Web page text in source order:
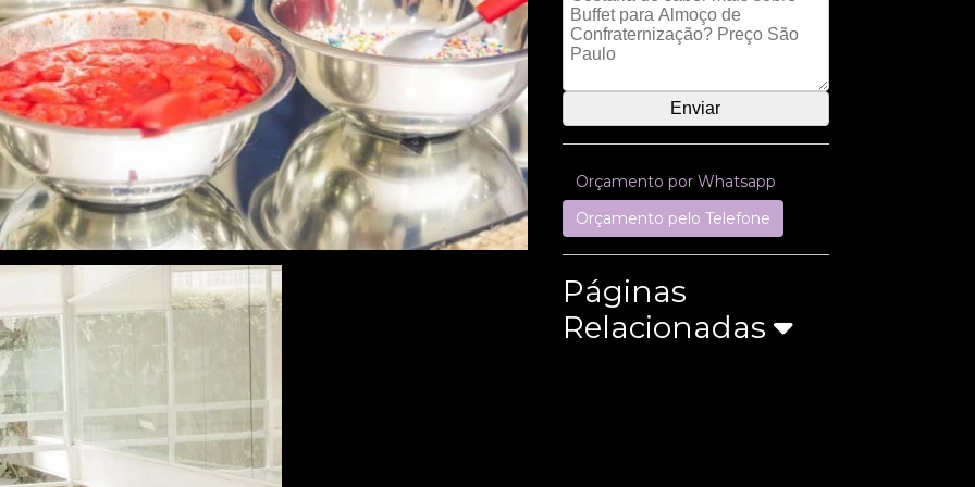
Orçamento por Whatsapp
Orçamento pelo Telefone
Páginas
Relacionadas